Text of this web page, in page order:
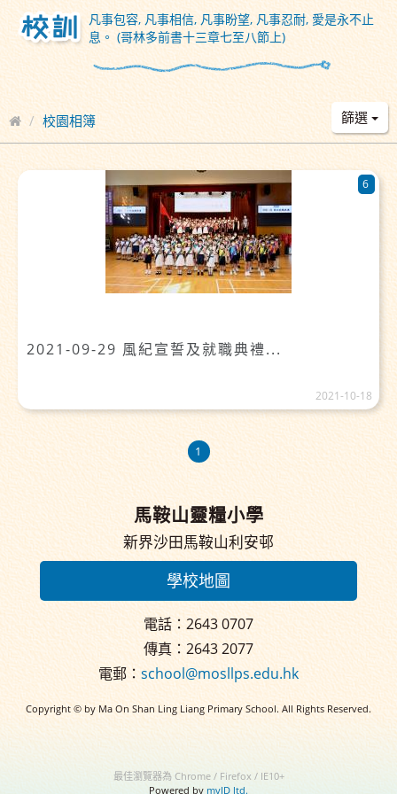
凡事包容, 凡事相信, 凡事盼望, 凡事忍耐, 愛是永不止
息。 (哥林多前書十三章七至八節上)
校園相簿 篩選
2021-09-29 風紀宣誓及就職典禮...
6
2021-10-18
1
馬鞍山靈糧小學
新界沙田馬鞍山利安邨
學校地圖
電話：2643 0707
傳真：2643 2077
電郵： school@mosllps.edu.hk
Copyright © by Ma On Shan Ling Liang Primary School. All Rights Reserved.
最佳瀏覽器為 Chrome / Firefox / IE10+
Powered by myID ltd.